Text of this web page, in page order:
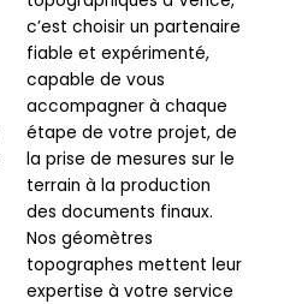
c’est choisir un partenaire
fiable et expérimenté,
capable de vous
accompagner à chaque
étape de votre projet, de
la prise de mesures sur le
terrain à la production
des documents finaux.
Nos géomètres
topographes mettent leur
expertise à votre service